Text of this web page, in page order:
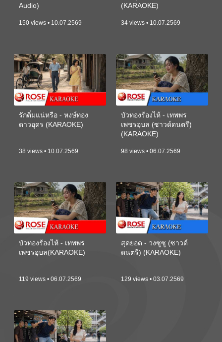
Audio)
150 views • 10.07.2569
(KARAOKE)
34 views • 10.07.2569
รักติ๋มแน่หรือ - หงษ์ทอง
ดาวอุดร (KARAOKE)
38 views • 10.07.2569
บัวทองร้องไห้ - เทพพร
เพชรอุบล (ซาวด์ดนตรี)
(KARAOKE)
98 views • 06.07.2569
บัวทองร้องไห้ - เทพพร
เพชรอุบล(KARAOKE)
119 views • 06.07.2569
สุดยอด - วงซูซู (ซาวด์
ดนตรี) (KARAOKE)
129 views • 03.07.2569